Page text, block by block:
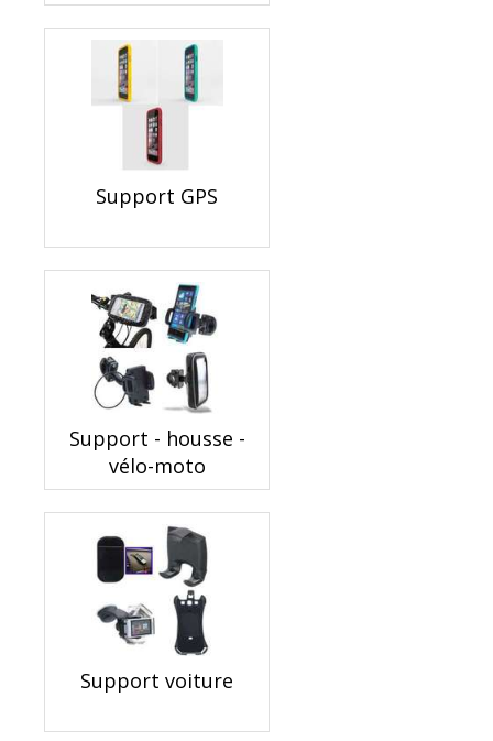
Support GPS
Support - housse -
vélo-moto
Support voiture